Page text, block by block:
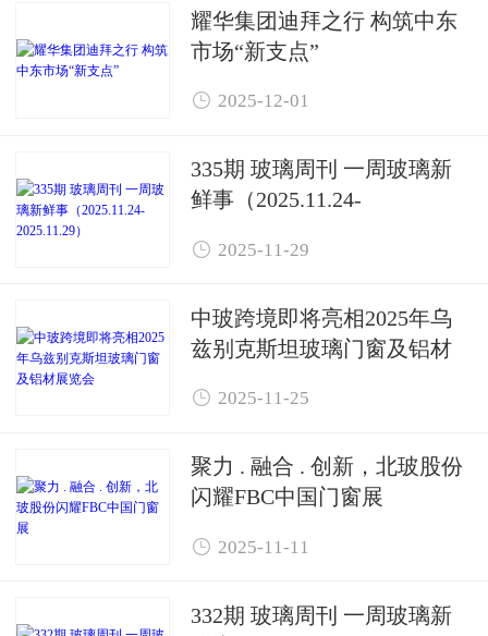
耀华集团迪拜之行 构筑中东
市场“新支点”
 2025-12-01
335期 玻璃周刊 一周玻璃新
鲜事（2025.11.24-
 2025-11-29
中玻跨境即将亮相2025年乌
兹别克斯坦玻璃门窗及铝材
 2025-11-25
聚力 . 融合 . 创新，北玻股份
闪耀FBC中国门窗展
 2025-11-11
332期 玻璃周刊 一周玻璃新